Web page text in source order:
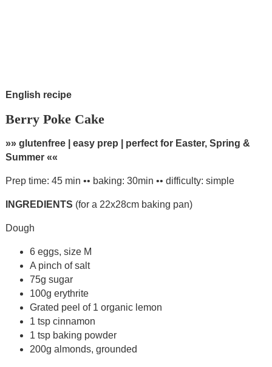
English recipe
Berry Poke Cake
»» glutenfree | easy prep | perfect for Easter, Spring &
Summer ««
Prep time: 45 min •• baking: 30min •• difficulty: simple
INGREDIENTS (for a 22x28cm baking pan)
Dough
6 eggs, size M
A pinch of salt
75g sugar
100g erythrite
Grated peel of 1 organic lemon
1 tsp cinnamon
1 tsp baking powder
200g almonds, grounded